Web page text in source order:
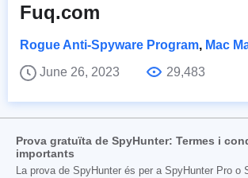
Fuq.com
Rogue Anti-Spyware Program, Mac
June 26, 2023
29,483
Prova gratuïta de SpyHunter: Termes i
importants
La prova de SpyHunter és per a SpyHunter Pro o